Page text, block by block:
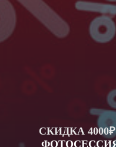
СКИДКА 4000₽